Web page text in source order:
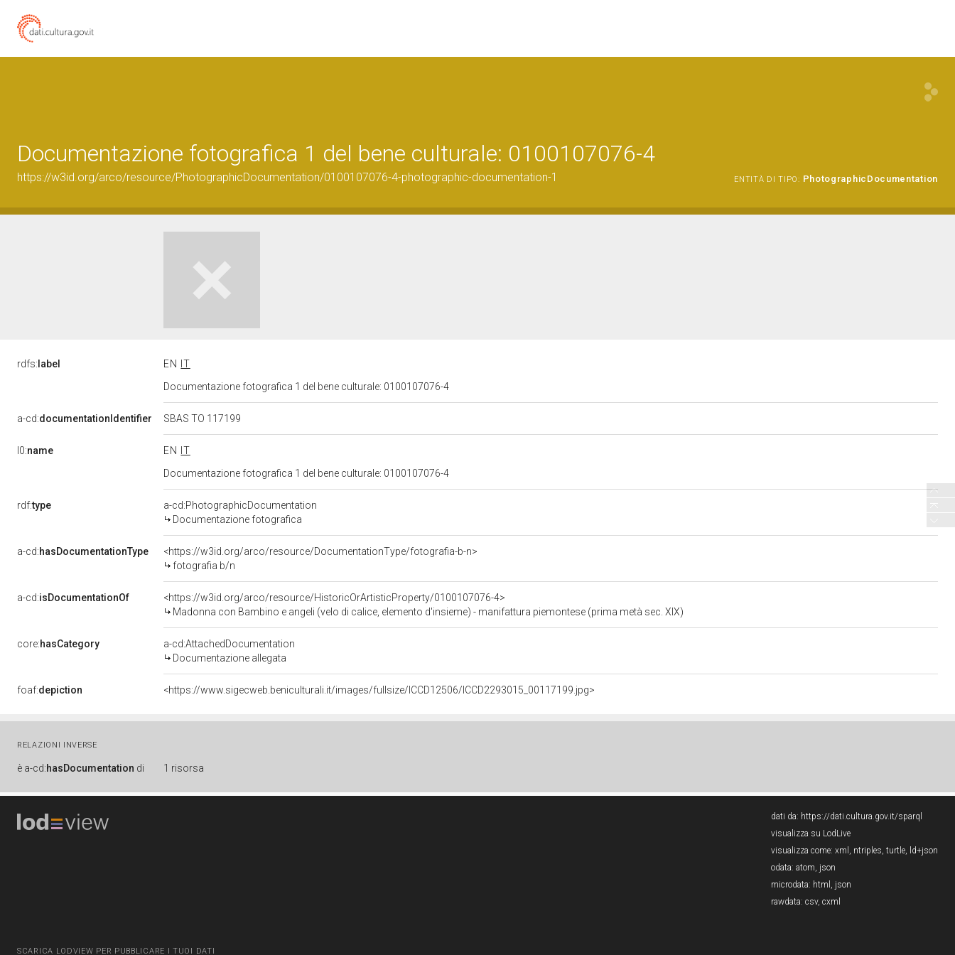
Documentazione fotografica 1 del bene culturale: 0100107076-4
https://w3id.org/arco/resource/PhotographicDocumentation/0100107076-4-photographic-documentation-1 ENTITÀ DI TIPO: PhotographicDocumentation
rdfs: label EN
IT
Documentazione fotografica 1 del bene culturale: 0100107076-4
a-cd:documentationIdentifier SBAS TO 117199
l0:name EN
IT
Documentazione fotografica 1 del bene culturale: 0100107076-4
rdf:type
a-cd:PhotographicDocumentation
Documentazione fotografica
a-cd:hasDocumentationType
<https://w3id.org/arco/resource/DocumentationType/fotografia-b-n>
fotografia b/n
a-cd:isDocumentationOf
<https://w3id.org/arco/resource/HistoricOrArtisticProperty/0100107076-4>
Madonna con Bambino e angeli (velo di calice, elemento d'insieme) - manifattura piemontese (prima metà sec. XIX)
core:hasCategory
a-cd:AttachedDocumentation
Documentazione allegata
foaf:depiction <https://www.sigecweb.beniculturali.it/images/fullsize/ICCD12506/ICCD2293015_00117199.jpg>
RELAZIONI INVERSE
è a-cd:hasDocumentation di 1 risorsa
SCARICA LODVIEW PER PUBBLICARE I TUOI DATI
dati da: https://dati.cultura.gov.it/sparql
visualizza su LodLive
visualizza come: xml , ntriples, turtle, ld+json
odata: atom, json
microdata: html , json
rawdata: csv, cxml